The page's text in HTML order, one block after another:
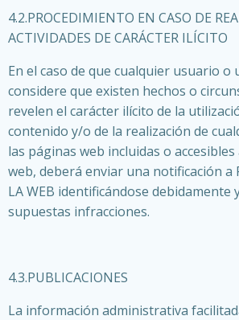
4.2.PROCEDIMIENTO EN CASO DE
ACTIVIDADES DE CARÁCTER ILÍCITO
En el caso de que cualquier usuario o
considere que existen hechos o
revelen el carácter ilícito de la
contenido y/o de la realización de
las páginas web incluidas o
web, deberá enviar una notificación a
LA WEB identificándose debidamente
supuestas infracciones.
4.3.PUBLICACIONES
La información administrativa